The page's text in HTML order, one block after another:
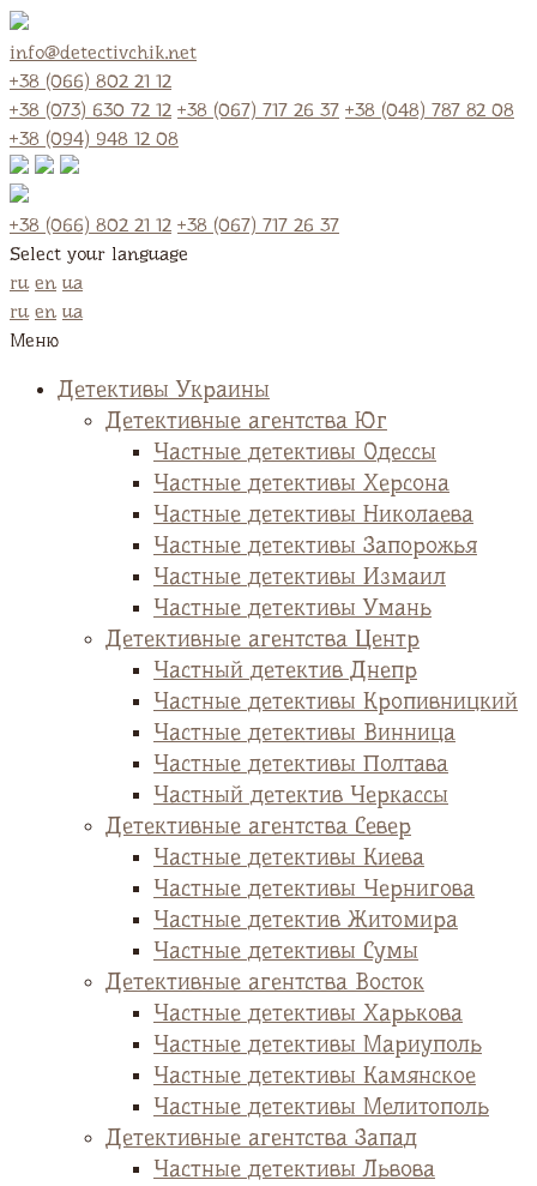
info@detectivchik.net
+38 (066) 802 21 12
+38 (073) 630 72 12 +38 (067) 717 26 37 +38 (048) 787 82 08
+38 (094) 948 12 08
+38 (066) 802 21 12 +38 (067) 717 26 37
Select your language
ru en ua
ru en ua
Меню
Детективы Украины
Детективные агентства Юг
Частные детективы Одессы
Частные детективы Херсона
Частные детективы Николаева
Частные детективы Запорожья
Частные детективы Измаил
Частные детективы Умань
Детективные агентства Центр
Частный детектив Днепр
Частные детективы Кропивницкий
Частные детективы Винница
Частные детективы Полтава
Частный детектив Черкассы
Детективные агентства Север
Частные детективы Киева
Частные детективы Чернигова
Частные детектив Житомира
Частные детективы Сумы
Детективные агентства Восток
Частные детективы Харькова
Частные детективы Мариуполь
Частные детективы Камянское
Частные детективы Мелитополь
Детективные агентства Запад
Частные детективы Львова